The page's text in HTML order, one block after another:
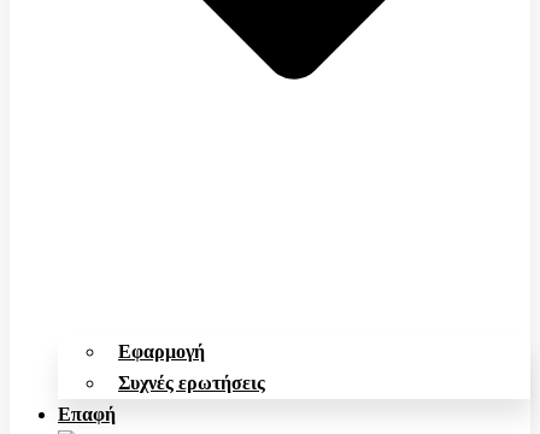
Εφαρμογή
Συχνές ερωτήσεις
Επαφή